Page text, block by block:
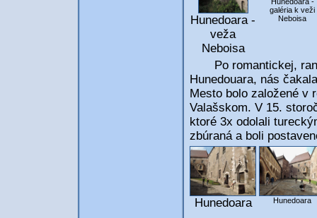
Hunedoara -
veža
Neboisa
galéria k veži
Neboisa
Po romantickej,
Hunedouara, nás
Mesto bolo založené v
Valašskom. V 15.
ktoré 3x odolali
zbúraná a boli
Hunedoara Hunedoara